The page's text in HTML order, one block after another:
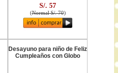
S/. 57
(Normal S/. 70)
Desayuno para niño de Feliz
Cumpleaños con Globo